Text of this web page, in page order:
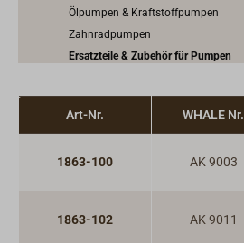
Ölpumpen & Kraftstoffpumpen
Zahnradpumpen
Ersatzteile & Zubehör für Pumpen
Art-Nr. WHALE Nr.
1863-100 AK 9003
1863-102 AK 9011